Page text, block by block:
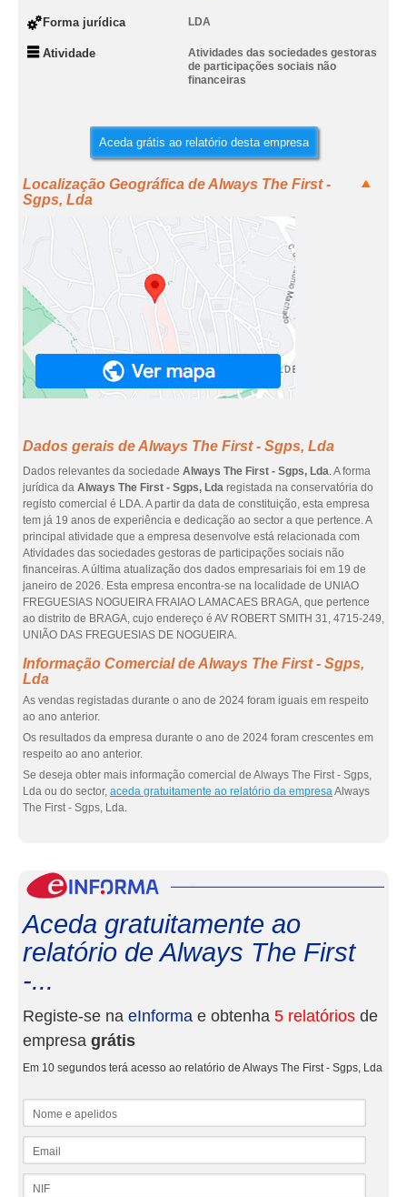
Forma jurídica LDA
Atividade
Atividades das sociedades gestoras
de participações sociais não
financeiras
Aceda grátis ao relatório desta empresa
Localização Geográfica de Always The First -
Sgps, Lda
Dados gerais de Always The First - Sgps, Lda
Dados relevantes da sociedade Always The First - Sgps, Lda. A forma
jurídica da Always The First - Sgps, Lda registada na conservatória do
registo comercial é LDA. A partir da data de constituição, esta empresa
tem já 19 anos de experiência e dedicação ao sector a que pertence. A
principal atividade que a empresa desenvolve está relacionada com
Atividades das sociedades gestoras de participações sociais não
financeiras. A última atualização dos dados empresariais foi em 19 de
janeiro de 2026. Esta empresa encontra-se na localidade de UNIAO
FREGUESIAS NOGUEIRA FRAIAO LAMACAES BRAGA, que pertence
ao distrito de BRAGA, cujo endereço é AV ROBERT SMITH 31, 4715-249,
UNIÃO DAS FREGUESIAS DE NOGUEIRA.
Informação Comercial de Always The First - Sgps,
Lda
As vendas registadas durante o ano de 2024 foram iguais em respeito
ao ano anterior.
Os resultados da empresa durante o ano de 2024 foram crescentes em
respeito ao ano anterior.
Se deseja obter mais informação comercial de Always The First - Sgps,
Lda ou do sector, aceda gratuitamente ao relatório da empresaAlways
The First - Sgps, Lda.
Aceda gratuitamente ao
relatório de Always The First
-...
Registe-se na eInforma e obtenha 5 relatórios de
empresa grátis
Em 10 segundos terá acesso ao relatório de Always The First - Sgps, Lda